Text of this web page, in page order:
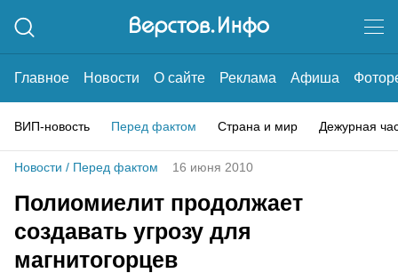
Главное Новости О сайте Реклама Афиша
ВИП-новость Перед фактом Страна и мир Дежурная
Новости / Перед фактом 16 июня 2010
Полиомиелит продолжает
создавать угрозу для
магнитогорцев